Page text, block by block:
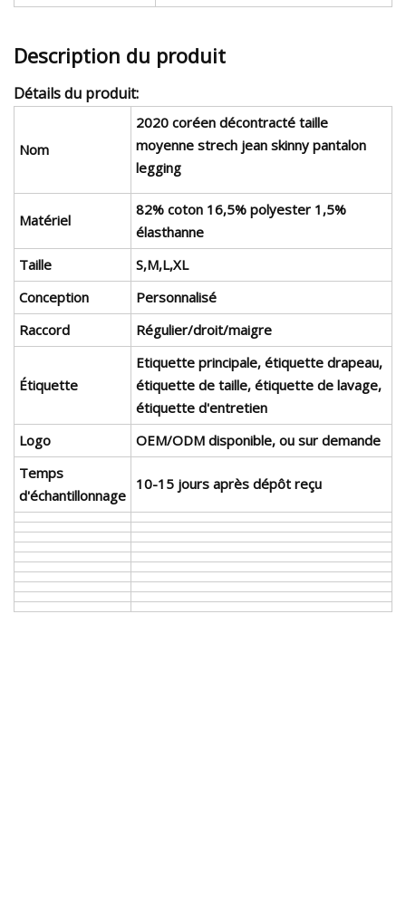
Description du produit
Détails du produit:
Nom
2020 coréen décontracté taille
moyenne strech jean skinny pantalon
legging
Matériel
82% coton 16,5% polyester 1,5%
élasthanne
Taille
S,M,L,XL
Conception
Personnalisé
Raccord
Régulier/droit/maigre
Étiquette
Etiquette principale, étiquette drapeau,
étiquette de taille, étiquette de lavage,
étiquette d'entretien
Logo
OEM/ODM disponible, ou sur demande
Temps
d'échantillonnage
10-15 jours après dépôt reçu